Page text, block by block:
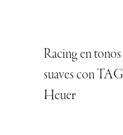
Racing en tonos
suaves con TAG
Heuer